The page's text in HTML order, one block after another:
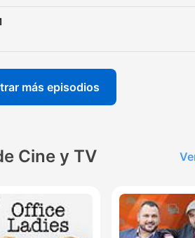
más episodios
Cine y TV